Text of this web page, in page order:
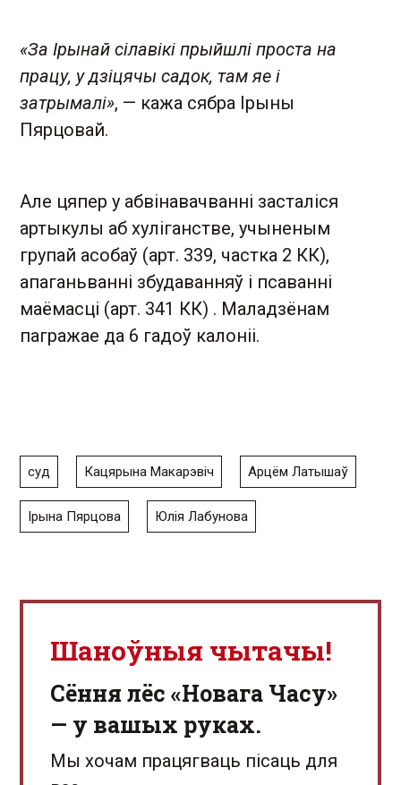
«За Ірынай сілавікі прыйшлі проста на
працу, у дзіцячы садок, там яе і
затрымалі», — кажа сябра Ірыны
Пярцовай.
Але цяпер у абвінавачванні засталіся
артыкулы аб хуліганстве, учыненым
групай асобаў (арт. 339, частка 2 КК),
апаганьванні збудаванняў і псаванні
маёмасці (арт. 341 КК) . Маладзёнам
пагражае да 6 гадоў калоніі.
суд Кацярына Макарэвіч Арцём Латышаў
Ірына Пярцова Юлія Лабунова
Шаноўныя чытачы!
Сёння лёс «Новага Часу»
— у вашых руках.
Мы хочам працягваць пісаць для